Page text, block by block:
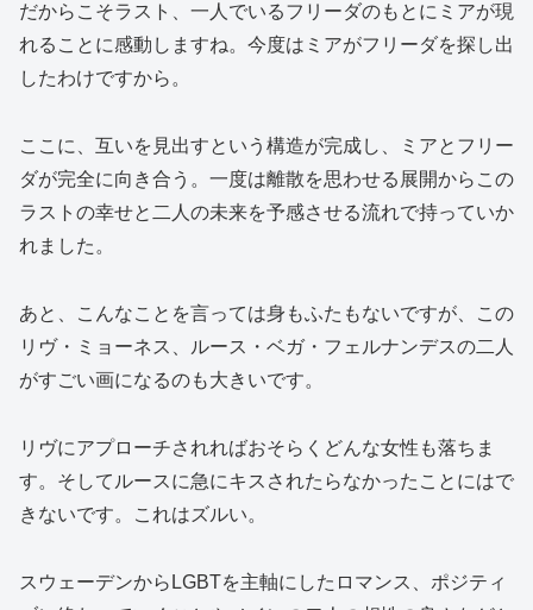
だからこそラスト、一人でいるフリーダのもとにミアが現
れることに感動しますね。今度はミアがフリーダを探し出
したわけですから。
ここに、互いを見出すという構造が完成し、ミアとフリー
ダが完全に向き合う。一度は離散を思わせる展開からこの
ラストの幸せと二人の未来を予感させる流れで持っていか
れました。
あと、こんなことを言っては身もふたもないですが、この
リヴ・ミョーネス、ルース・ベガ・フェルナンデスの二人
がすごい画になるのも大きいです。
リヴにアプローチされればおそらくどんな女性も落ちま
す。そしてルースに急にキスされたらなかったことにはで
きないです。これはズルい。
スウェーデンからLGBTを主軸にしたロマンス、ポジティ